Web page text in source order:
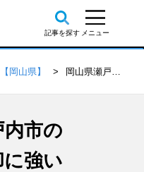
【岡山県】 岡山県瀬戸内市の不動産会社 口コミ・評判一覧
内市の
強い